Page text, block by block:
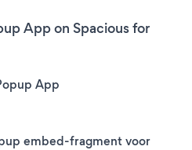
App on Spacious for
App
embed-fragment voor